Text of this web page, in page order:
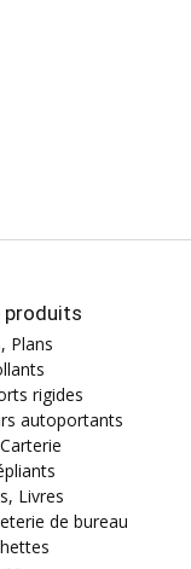
produits
Plans
rigides
autoportants
Livres
de bureau